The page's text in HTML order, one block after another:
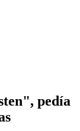
pedía